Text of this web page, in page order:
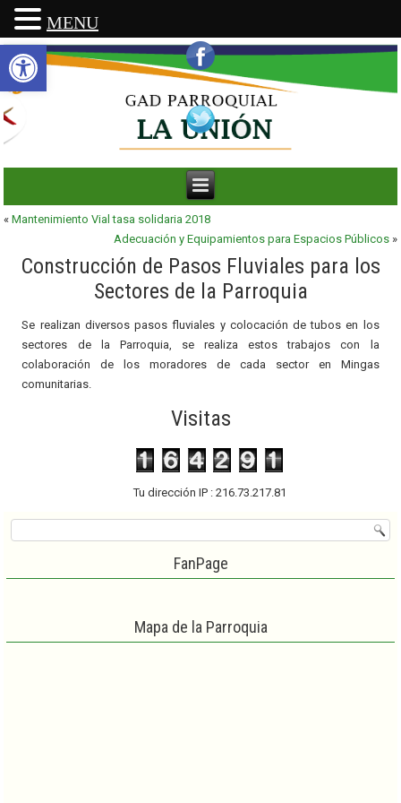
Abrir barra de herramientas
«Mantenimiento Vial tasa solidaria 2018
Adecuación y Equipamientos para Espacios Públicos»
Construcción de Pasos Fluviales para los
Sectores de la Parroquia
Se realizan diversos pasos fluviales y colocación de tubos en los
sectores de la Parroquia, se realiza estos trabajos con la
colaboración de los moradores de cada sector en Mingas
comunitarias.
Visitas
Tu dirección IP : 216.73.217.81
FanPage
Mapa de la Parroquia
MENU